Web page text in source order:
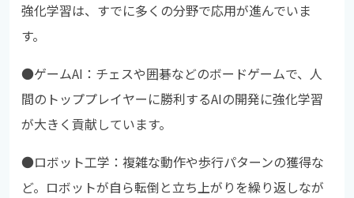
強化学習は、すでに多くの分野で応用が進んでいま
す。
●ゲームAI：チェスや囲碁などのボードゲームで、人
間のトッププレイヤーに勝利するAIの開発に強化学習
が大きく貢献しています。
●ロボット工学：複雑な動作や歩行パターンの獲得な
ど。ロボットが自ら転倒と立ち上がりを繰り返しなが